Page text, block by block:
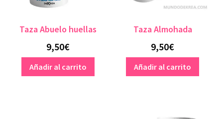
Taza Abuelo huellas
9,50€
Añadir al carrito
Taza Almohada
9,50€
Añadir al carrito